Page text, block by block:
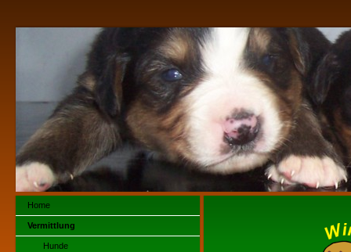
Home
Vermittlung
Hunde